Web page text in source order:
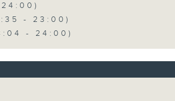
- 23:00)
- 24:00)